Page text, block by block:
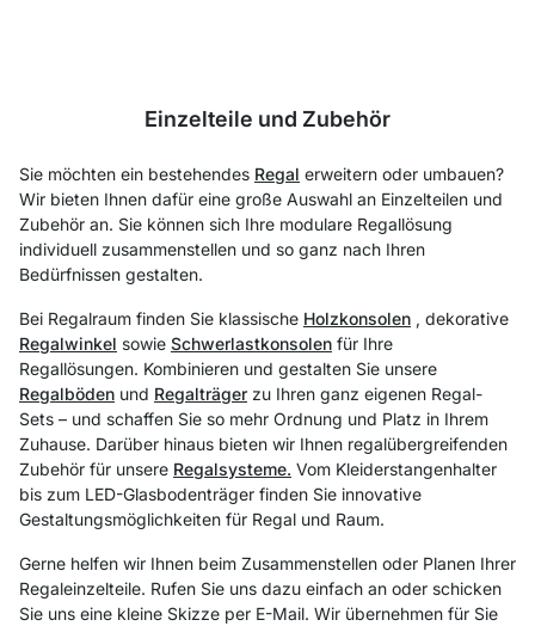
Einzelteile und Zubehör
Sie möchten ein bestehendes Regal erweitern oder umbauen?
Wir bieten Ihnen dafür eine große Auswahl an Einzelteilen und
Zubehör an. Sie können sich Ihre modulare Regallösung
individuell zusammenstellen und so ganz nach Ihren
Bedürfnissen gestalten.
Bei Regalraum finden Sie klassische Holzkonsolen , dekorative
Regalwinkel sowie Schwerlastkonsolen für Ihre
Regallösungen. Kombinieren und gestalten Sie unsere
Regalböden und Regalträger zu Ihren ganz eigenen Regal-
Sets – und schaffen Sie so mehr Ordnung und Platz in Ihrem
Zuhause. Darüber hinaus bieten wir Ihnen regalübergreifenden
Zubehör für unsere Regalsysteme. Vom Kleiderstangenhalter
bis zum LED-Glasbodenträger finden Sie innovative
Gestaltungsmöglichkeiten für Regal und Raum.
Gerne helfen wir Ihnen beim Zusammenstellen oder Planen Ihrer
Regaleinzelteile. Rufen Sie uns dazu einfach an oder schicken
Sie uns eine kleine Skizze per E-Mail. Wir übernehmen für Sie